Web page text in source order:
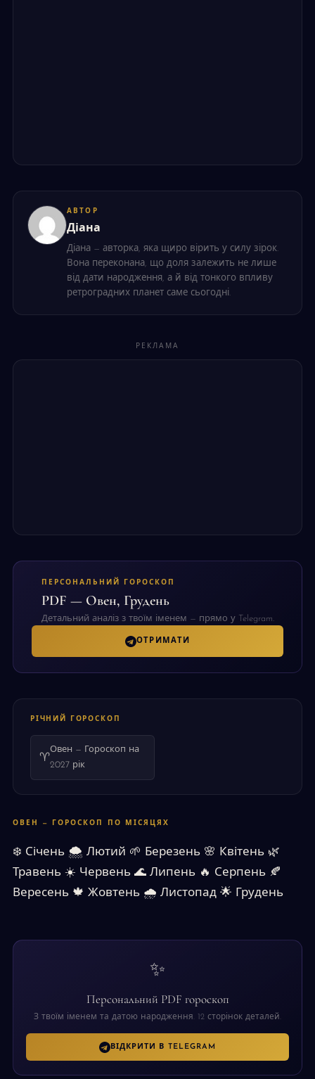
АВТОР
Діана
Діана — авторка, яка щиро вірить у силу зірок.
Вона переконана, що доля залежить не лише
від дати народження, а й від тонкого впливу
ретроградних планет саме сьогодні.
РЕКЛАМА
ПЕРСОНАЛЬНИЙ ГОРОСКОП
PDF — Овен, Грудень
Детальний аналіз з твоїм іменем — прямо у Telegram.
ОТРИМАТИ
РІЧНИЙ ГОРОСКОП
♈
Овен — Гороскоп на
2027 рік
ОВЕН — ГОРОСКОП ПО МІСЯЦЯХ
❄️ Січень 🌨 Лютий 🌱 Березень 🌸 Квітень 🌿
Травень ☀️ Червень 🌊 Липень 🔥 Серпень 🍂
Вересень 🍁 Жовтень 🌧 Листопад 🌟 Грудень
✨
Персональний PDF гороскоп
З твоїм іменем та датою народження. 12 сторінок деталей.
ВІДКРИТИ В TELEGRAM